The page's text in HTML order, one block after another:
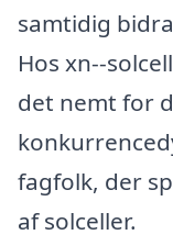
samtidig
Hos xn--
det nemt for
fagfolk, der
af solceller.